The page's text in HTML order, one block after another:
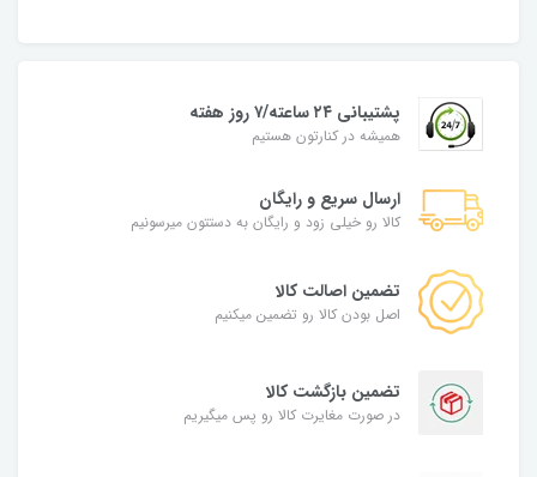
پشتیبانی ۲۴ ساعته/۷ روز هفته
همیشه در کنارتون هستیم
ارسال سریع و رایگان
کالا رو خیلی زود و رایگان به دستتون میرسونیم
تضمین اصالت کالا
اصل بودن کالا رو تضمین میکنیم
تضمین بازگشت کالا
در صورت مغایرت کالا رو پس میگیریم